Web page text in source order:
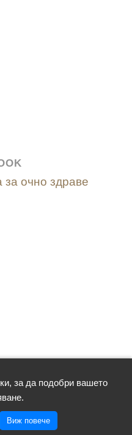
за очно здраве
за да подобри вашето
Виж повече